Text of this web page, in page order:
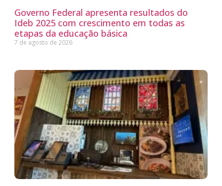
Governo Federal apresenta resultados do
Ideb 2025 com crescimento em todas as
etapas da educação básica
7 de agosto de 2026